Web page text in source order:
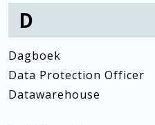
D
Dagboek
Data Protection Officer
Datawarehouse